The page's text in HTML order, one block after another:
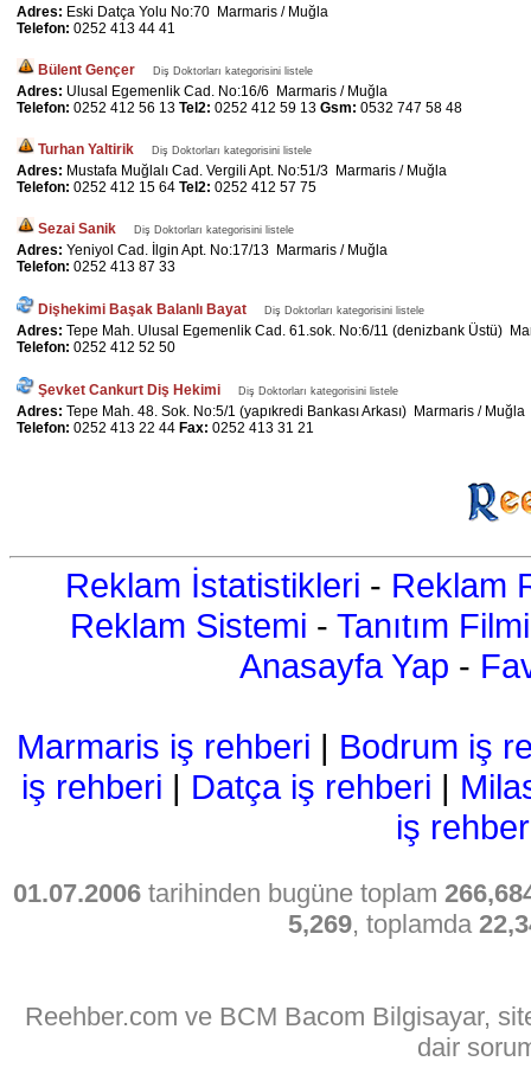
Adres: Eski Datça Yolu No:70 Marmaris / Muğla
Telefon: 0252 413 44 41
Bülent Gençer Diş Doktorları kategorisini listele
Adres: Ulusal Egemenlik Cad. No:16/6 Marmaris / Muğla
Telefon: 0252 412 56 13 Tel2: 0252 412 59 13 Gsm: 0532 747 58 48
Turhan Yaltirik Diş Doktorları kategorisini listele
Adres: Mustafa Muğlalı Cad. Vergili Apt. No:51/3 Marmaris / Muğla
Telefon: 0252 412 15 64 Tel2: 0252 412 57 75
Sezai Sanik Diş Doktorları kategorisini listele
Adres: Yeniyol Cad. İlgin Apt. No:17/13 Marmaris / Muğla
Telefon: 0252 413 87 33
Dişhekimi Başak Balanlı Bayat Diş Doktorları kategorisini listele
Adres: Tepe Mah. Ulusal Egemenlik Cad. 61.sok. No:6/11 (denizbank Üstü)
Telefon: 0252 412 52 50
Şevket Cankurt Diş Hekimi Diş Doktorları kategorisini listele
Adres: Tepe Mah. 48. Sok. No:5/1 (yapıkredi Bankası Arkası) Marmaris / Muğla
Telefon: 0252 413 22 44 Fax: 0252 413 31 21
Reklam İstatistikleri - Reklam
Reklam Sistemi - Tanıtım Filmi
Anasayfa Yap -
Marmaris iş rehberi | Bodrum iş
iş rehberi | Datça iş rehberi |
iş
01.07.2006 tarihinden bugüne toplam
5,269, toplamda
Reehber.com ve BCM Bacom Bilgisayar,
dair